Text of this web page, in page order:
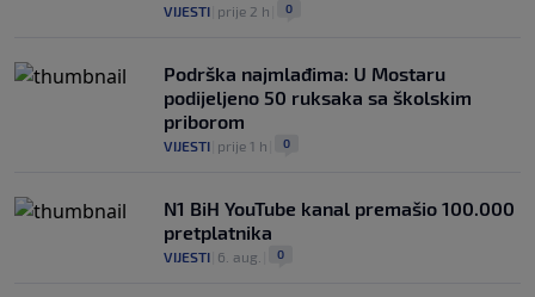
VIJESTI prije 2 h 0
Podrška najmlađima: U Mostaru
podijeljeno 50 ruksaka sa školskim
priborom
VIJESTI prije 1 h 0
N1 BiH YouTube kanal premašio 100.000
pretplatnika
VIJESTI 6. aug. 0